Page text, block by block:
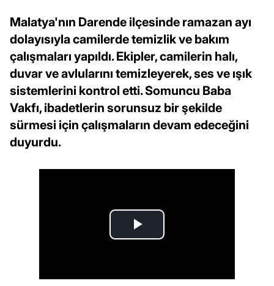
Malatya'nın Darende ilçesinde ramazan ayı
dolayısıyla camilerde temizlik ve bakım
çalışmaları yapıldı. Ekipler, camilerin halı,
duvar ve avlularını temizleyerek, ses ve ışık
sistemlerini kontrol etti. Somuncu Baba
Vakfı, ibadetlerin sorunsuz bir şekilde
sürmesi için çalışmaların devam edeceğini
duyurdu.